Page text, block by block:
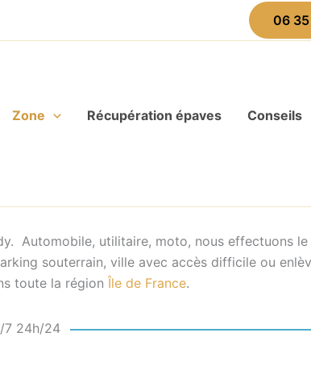
06
Zone Récupération épaves Conseils
Automobile, utilitaire, moto, nous effectuons le
souterrain, ville avec accès difficile ou
toute la région Île de France.
7 24h/24